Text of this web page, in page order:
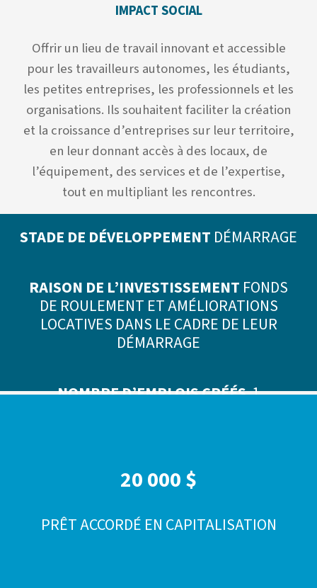
IMPACT SOCIAL
Offrir un lieu de travail innovant et accessible
pour les travailleurs autonomes, les étudiants,
les petites entreprises, les professionnels et les
organisations. Ils souhaitent faciliter la création
et la croissance d’entreprises sur leur territoire,
en leur donnant accès à des locaux, de
l’équipement, des services et de l’expertise,
tout en multipliant les rencontres.
STADE DE DÉVELOPPEMENT DÉMARRAGE
RAISON DE L’INVESTISSEMENT FONDS
DE ROULEMENT ET AMÉLIORATIONS
LOCATIVES DANS LE CADRE DE LEUR
DÉMARRAGE
NOMBRE D’EMPLOIS CRÉÉS1
20 000 $
PRÊT ACCORDÉ EN CAPITALISATION